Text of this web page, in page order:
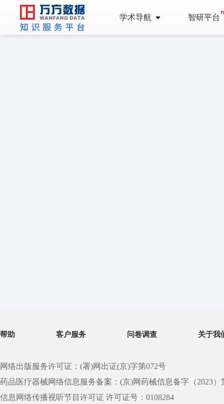
学术导航 智研平台
帮助 客户服务 问卷调查 关于我
网络出版服务许可证：(署)网出证(京)字第072号
药品医疗器械网络信息服务备案：(京)网药械信息备字（2023）
信息网络传播视听节目许可证 许可证号：0108284